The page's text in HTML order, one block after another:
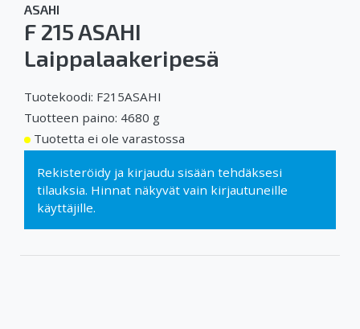
ASAHI
F 215 ASAHI
Laippalaakeripesä
Tuotekoodi: F215ASAHI
Tuotteen paino: 4680 g
Tuotetta ei ole varastossa
Rekisteröidy ja kirjaudu sisään tehdäksesi
tilauksia. Hinnat näkyvät vain kirjautuneille
käyttäjille.